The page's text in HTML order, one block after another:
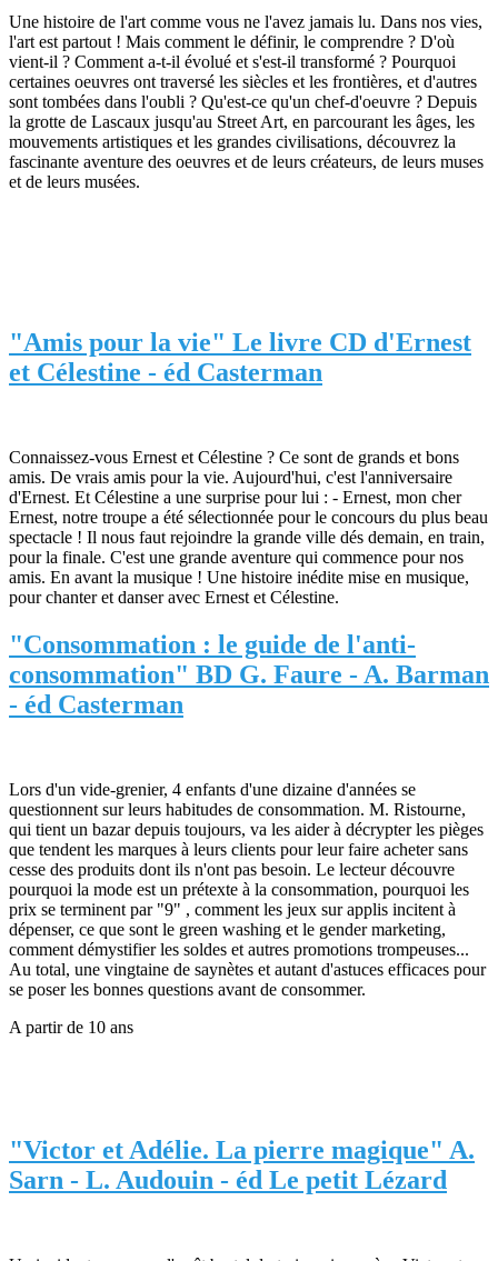
Une histoire de l'art comme vous ne l'avez jamais lu. Dans nos vies,
l'art est partout ! Mais comment le définir, le comprendre ? D'où
vient-il ? Comment a-t-il évolué et s'est-il transformé ? Pourquoi
certaines oeuvres ont traversé les siècles et les frontières, et d'autres
sont tombées dans l'oubli ? Qu'est-ce qu'un chef-d'oeuvre ? Depuis
la grotte de Lascaux jusqu'au Street Art, en parcourant les âges, les
mouvements artistiques et les grandes civilisations, découvrez la
fascinante aventure des oeuvres et de leurs créateurs, de leurs muses
et de leurs musées.
"Amis pour la vie" Le livre CD d'Ernest
et Célestine - éd Casterman
Connaissez-vous Ernest et Célestine ? Ce sont de grands et bons
amis. De vrais amis pour la vie. Aujourd'hui, c'est l'anniversaire
d'Ernest. Et Célestine a une surprise pour lui : - Ernest, mon cher
Ernest, notre troupe a été sélectionnée pour le concours du plus beau
spectacle ! Il nous faut rejoindre la grande ville dés demain, en train,
pour la finale. C'est une grande aventure qui commence pour nos
amis. En avant la musique ! Une histoire inédite mise en musique,
pour chanter et danser avec Ernest et Célestine.
"Consommation : le guide de l'anti-
consommation" BD G. Faure - A. Barman
- éd Casterman
Lors d'un vide-grenier, 4 enfants d'une dizaine d'années se
questionnent sur leurs habitudes de consommation. M. Ristourne,
qui tient un bazar depuis toujours, va les aider à décrypter les pièges
que tendent les marques à leurs clients pour leur faire acheter sans
cesse des produits dont ils n'ont pas besoin. Le lecteur découvre
pourquoi la mode est un prétexte à la consommation, pourquoi les
prix se terminent par "9" , comment les jeux sur applis incitent à
dépenser, ce que sont le green washing et le gender marketing,
comment démystifier les soldes et autres promotions trompeuses...
Au total, une vingtaine de saynètes et autant d'astuces efficaces pour
se poser les bonnes questions avant de consommer.
A partir de 10 ans
"Victor et Adélie. La pierre magique" A.
Sarn - L. Audouin - éd Le petit Lézard